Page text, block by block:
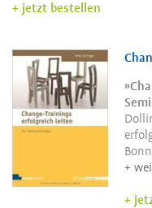
jetzt bestellen